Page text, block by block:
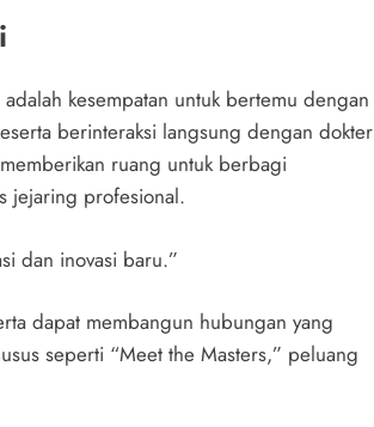
kesempatan untuk bertemu dengan
berinteraksi langsung dengan dokter
ruang untuk berbagi
jejaring profesional.
dan inovasi baru.”
dapat membangun hubungan yang
seperti “Meet the Masters,” peluang